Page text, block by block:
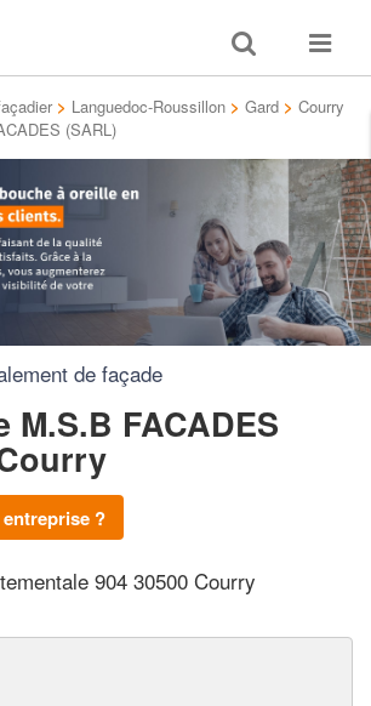
Toggle
search
Toggle
> Languedoc-Roussillon > Gard > Courry
(SARL)
de façade
M.S.B FACADES
?
904 30500 Courry